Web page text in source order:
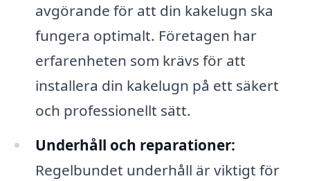
avgörande för att din kakelugn ska
fungera optimalt. Företagen har
erfarenheten som krävs för att
installera din kakelugn på ett säkert
och professionellt sätt.
Underhåll och reparationer:
Regelbundet underhåll är viktigt för